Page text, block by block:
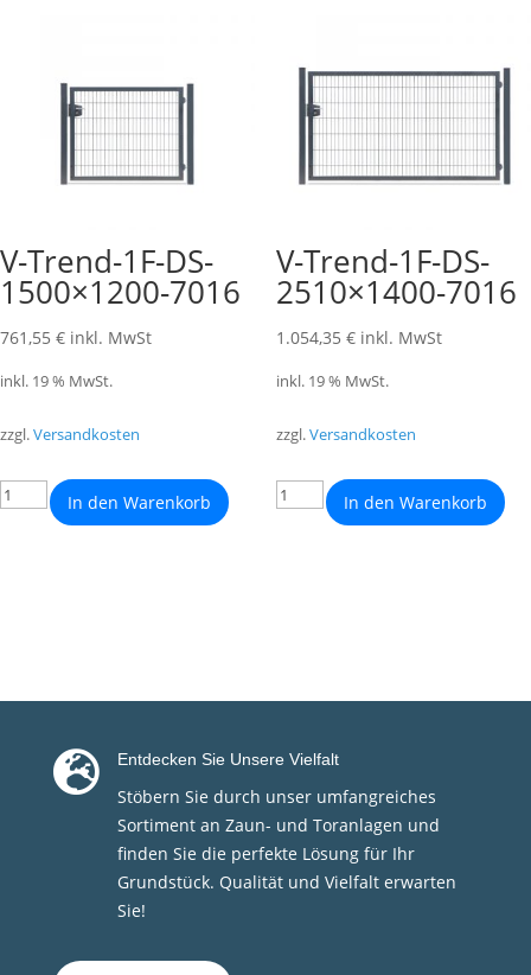
V-Trend-1F-DS-
1500×1200-7016
761,55 € inkl. MwSt
inkl. 19 % MwSt.
zzgl.Versandkosten
In den Warenkorb
V-Trend-1F-DS-
2510×1400-7016
1.054,35 € inkl. MwSt
inkl. 19 % MwSt.
zzgl.Versandkosten
In den Warenkorb
 Entdecken Sie Unsere Vielfalt
Stöbern Sie durch unser umfangreiches
Sortiment an Zaun- und Toranlagen und
finden Sie die perfekte Lösung für Ihr
Grundstück. Qualität und Vielfalt erwarten
Sie!